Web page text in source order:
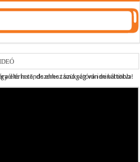
2.0te is rendszeres támogatónk ide kattintva!